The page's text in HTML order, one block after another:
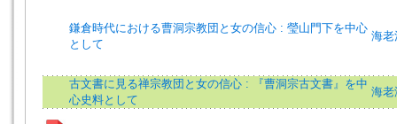
鎌倉時代における曹洞宗教団と女の信心 : 瑩山門下を中心
として
海老
古文書に見る禅宗教団と女の信心 : 『曹洞宗古文書』を中
心史料として
海老